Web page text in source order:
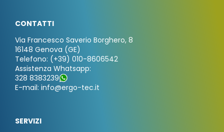
CONTATTI
Via Francesco Saverio Borghero, 8
16148 Genova (GE)
Telefono: (+39) 010-8606542
Assistenza Whatsapp:
328 8383239
E-mail: info@ergo-tec.it
SERVIZI